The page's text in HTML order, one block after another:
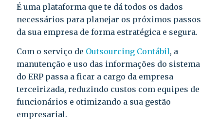
É uma plataforma que te dá todos os dados
necessários para planejar os próximos passos
da sua empresa de forma estratégica e segura.
Com o serviço de Outsourcing Contábil, a
manutenção e uso das informações do sistema
do ERP passa a ficar a cargo da empresa
terceirizada, reduzindo custos com equipes de
funcionários e otimizando a sua gestão
empresarial.